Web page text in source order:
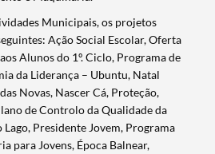
Municipais, os projetos
Ação Social Escolar, Oferta
Alunos do 1º. Ciclo, Programa de
da Liderança – Ubuntu, Natal
Novas, Nascer Cá, Proteção,
de Controlo da Qualidade da
Presidente Jovem, Programa
para Jovens, Época Balnear,